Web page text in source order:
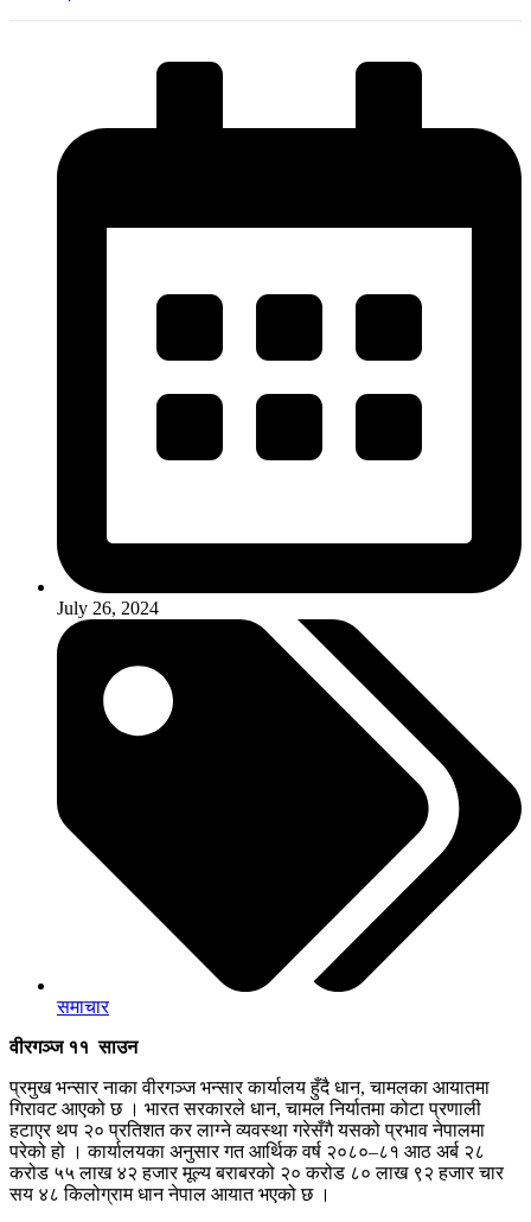
July 26, 2024
समाचार
वीरगञ्ज ११ साउन
प्रमुख भन्सार नाका वीरगञ्ज भन्सार कार्यालय हुँदै धान, चामलका आयातमा
गिरावट आएको छ । भारत सरकारले धान, चामल निर्यातमा कोटा प्रणाली
हटाएर थप २० प्रतिशत कर लाग्ने व्यवस्था गरेसँगै यसको प्रभाव नेपालमा
परेको हो । कार्यालयका अनुसार गत आर्थिक वर्ष २०८०–८१ आठ अर्ब २८
करोड ५५ लाख ४२ हजार मूल्य बराबरको २० करोड ८० लाख ९२ हजार चार
सय ४८ किलोग्राम धान नेपाल आयात भएको छ ।